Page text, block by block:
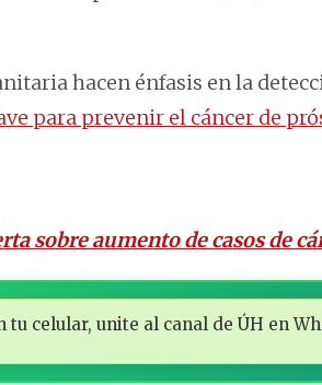
hacen énfasis en la
para prevenir el cáncer de
sobre aumento de casos de
tu celular, unite al canal de ÚH en